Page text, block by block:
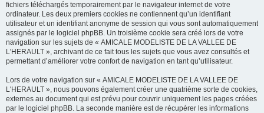
fichiers téléchargés temporairement par le navigateur internet de votre
ordinateur. Les deux premiers cookies ne contiennent qu’un identifiant
utilisateur et un identifiant anonyme de session qui vous sont automatiquement
assignés par le logiciel phpBB. Un troisième cookie sera créé lors de votre
navigation sur les sujets de « AMICALE MODELISTE DE LA VALLEE DE
L'HERAULT », archivant de ce fait tous les sujets que vous avez consultés et
permettant d’améliorer votre confort de navigation en tant qu’utilisateur.
Lors de votre navigation sur « AMICALE MODELISTE DE LA VALLEE DE
L'HERAULT », nous pouvons également créer une quatrième sorte de cookies,
externes au document qui est prévu pour couvrir uniquement les pages créées
par le logiciel phpBB. La seconde manière est de récupérer les informations